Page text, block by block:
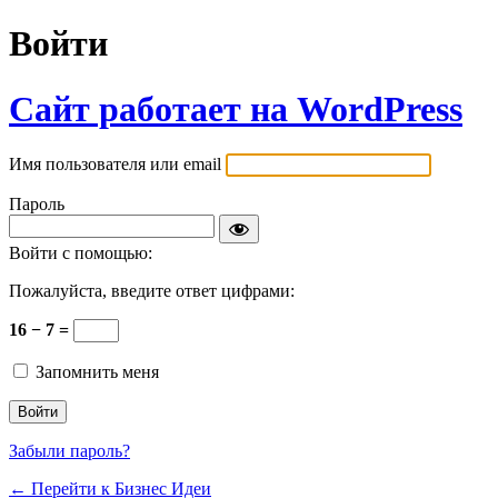
Войти
Сайт работает на WordPress
Имя пользователя или email
Пароль
Войти с помощью:
Пожалуйста, введите ответ цифрами:
16 − 7 =
Запомнить меня
Забыли пароль?
← Перейти к Бизнес Идеи